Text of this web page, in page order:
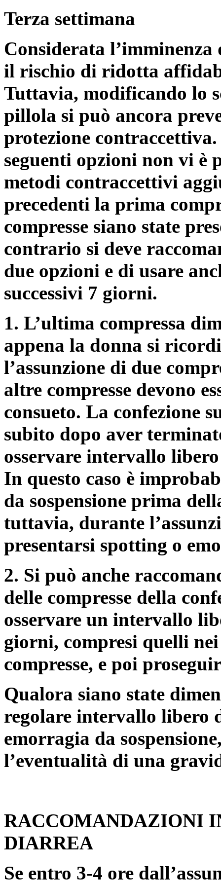
Terza settimana
Considerata
il rischio di ridotta
Tuttavia, modificando lo
pillola si può ancora
protezione
seguenti opzioni non vi è
metodi contraccettivi
precedenti la prima
compresse siano state
contrario si deve
due opzioni e di usare
successivi 7 giorni.
1. L’ultima compressa
appena la donna si
l’assunzione di due
altre compresse devono
consueto. La confezione
subito dopo aver
osservare intervallo
In questo caso è
da sospensione prima
tuttavia, durante
presentarsi spotting o
2. Si può anche
delle compresse della
osservare un intervallo
giorni, compresi quelli
compresse, e poi
Qualora siano state
regolare intervallo libero
emorragia da
l’eventualità di una
RACCOMANDAZIONI
DIARREA
Se entro 3-4 ore